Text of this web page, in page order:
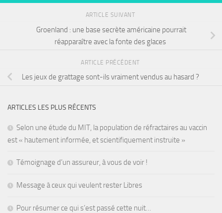
ARTICLE SUIVANT
Groenland : une base secrète américaine pourrait
réapparaître avec la fonte des glaces
ARTICLE PRÉCÉDENT
Les jeux de grattage sont-ils vraiment vendus au hasard ?
ARTICLES LES PLUS RÉCENTS
Selon une étude du MIT, la population de réfractaires au vaccin
est « hautement informée, et scientifiquement instruite »
Témoignage d’un assureur, à vous de voir !
Message à ceux qui veulent rester Libres
Pour résumer ce qui s’est passé cette nuit…